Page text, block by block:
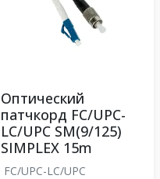
Оптический
патчкорд FC/UPC-
LC/UPC SM(9/125)
SIMPLEX 15m
FC/UPC-LC/UPC